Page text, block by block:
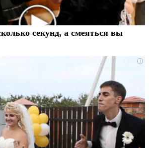
секунд, а смеяться вы
i